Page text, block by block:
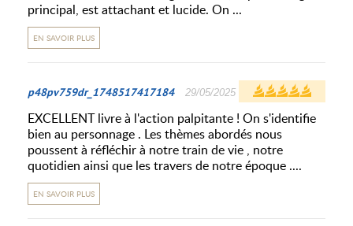
principal, est attachant et lucide. On ...
EN SAVOIR PLUS
p48pv759dr_1748517417184 29/05/2025
EXCELLENT livre à l'action palpitante ! On s'identifie
bien au personnage . Les thèmes abordés nous
poussent à réfléchir à notre train de vie , notre
quotidien ainsi que les travers de notre époque ....
EN SAVOIR PLUS